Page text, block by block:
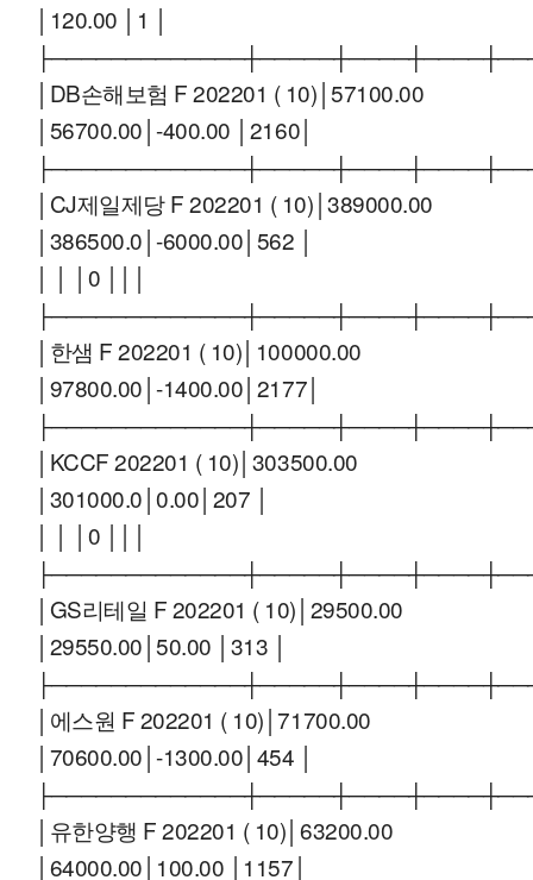
│120.00 │1 │
│DB손해보험 F 202201 ( 10)│57100.00
│56700.00│-400.00 │2160│
│CJ제일제당 F 202201 ( 10)│389000.00
│386500.0│-6000.00│562 │
│ │ │0 │││
│한샘 F 202201 ( 10)│100000.00
│97800.00│-1400.00│2177│
│KCCF 202201 ( 10)│303500.00
│301000.0│0.00│207 │
│ │ │0 │││
│GS리테일 F 202201 ( 10)│29500.00
│29550.00│50.00 │313 │
│에스원 F 202201 ( 10)│71700.00
│70600.00│-1300.00│454 │
│유한양행 F 202201 ( 10)│63200.00
│64000.00│100.00 │1157│